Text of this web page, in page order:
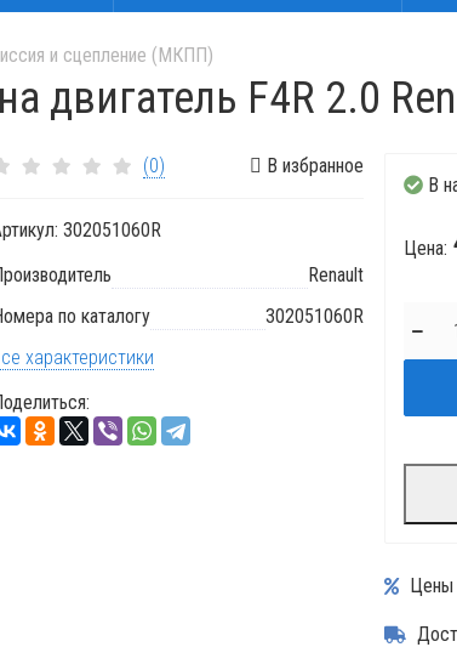
и сцепление (МКПП)
двигатель F4R 2.0
(0) В избранное
302051060R
Renault
по каталогу
302051060R
характеристики
В
Цена:
Цены